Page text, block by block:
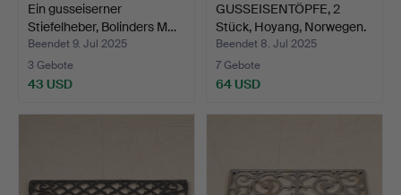
Ein gusseiserner
Stiefelheber, Bolinders M…
Beendet 9. Jul 2025
3 Gebote
43 USD
GUSSEISENTÖPFE, 2
Stück, Hoyang, Norwegen.
Beendet 8. Jul 2025
7 Gebote
64 USD